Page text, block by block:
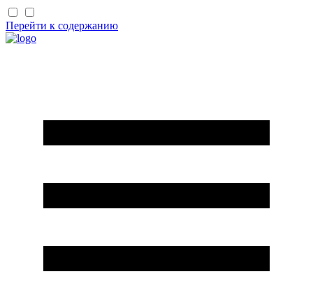
Перейти к содержанию